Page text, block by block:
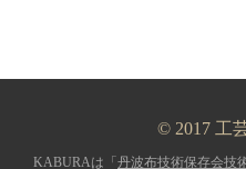
© 2017 工
KABURAは「丹波布技術保存会技